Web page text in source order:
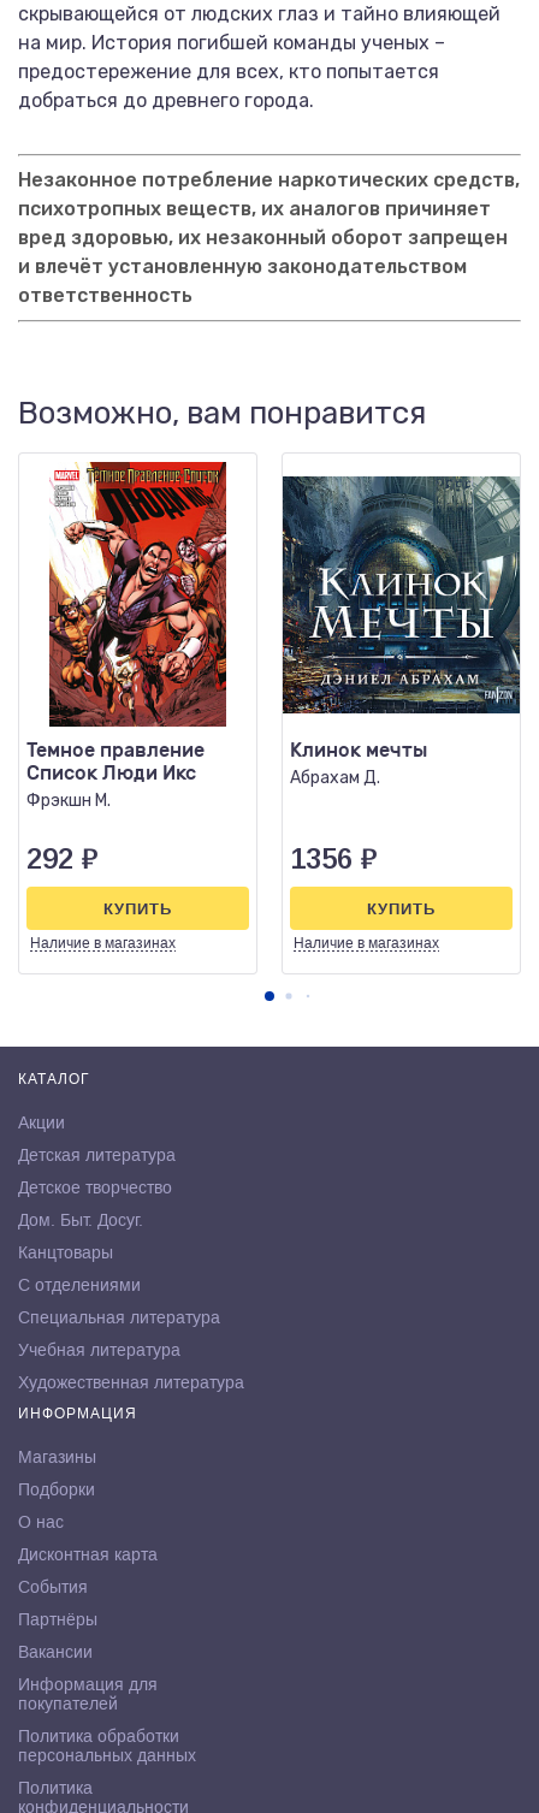
скрывающейся от людских глаз и тайно влияющей
на мир. История погибшей команды ученых –
предостережение для всех, кто попытается
добраться до древнего города.
Незаконное потребление наркотических средств,
психотропных веществ, их аналогов причиняет
вред здоровью, их незаконный оборот запрещен
и влечёт установленную законодательством
ответственность
Возможно, вам понравится
Темное правление
Список Люди Икс
Фрэкшн М.
292 ₽
Наличие в магазинах
КУПИТЬ
Клинок мечты
Абрахам Д.
1356 ₽
Наличие в магазинах
КУПИТЬ
КАТАЛОГ
Акции
Детская литература
Детское творчество
Дом. Быт. Досуг.
Канцтовары
С отделениями
Специальная литература
Учебная литература
Художественная литература
ИНФОРМАЦИЯ
Магазины
Подборки
О нас
Дисконтная карта
События
Партнёры
Вакансии
Информация для
покупателей
Политика обработки
персональных данных
Политика
конфиденциальности